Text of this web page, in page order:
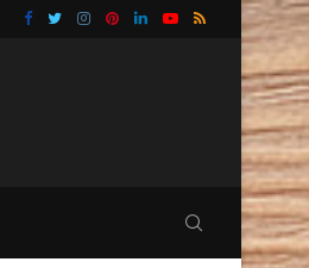
GUÍA PRÁCTICA SOBRE CÓMO REFORMAR TU